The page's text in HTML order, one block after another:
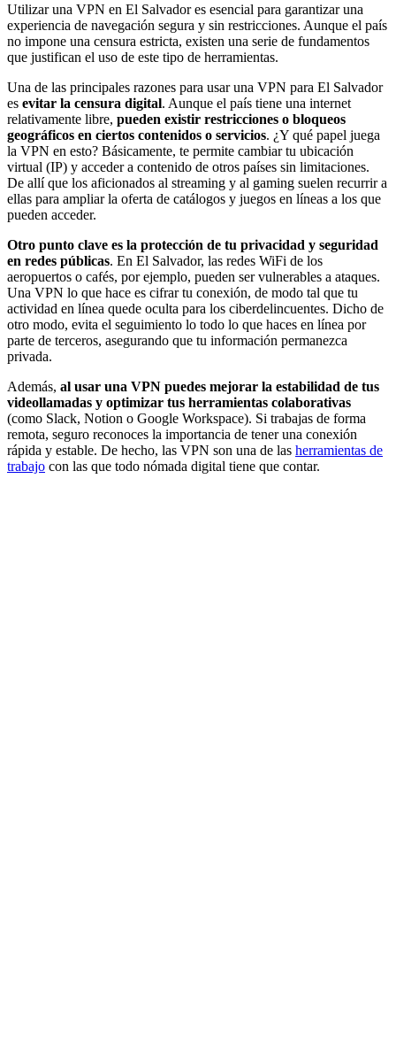
Utilizar una VPN en El Salvador es esencial para garantizar una
experiencia de navegación segura y sin restricciones. Aunque el país
no impone una censura estricta, existen una serie de fundamentos
que justifican el uso de este tipo de herramientas.
Una de las principales razones para usar una VPN para El Salvador
es evitar la censura digital. Aunque el país tiene una internet
relativamente libre, pueden existir restricciones o bloqueos
geográficos en ciertos contenidos o servicios. ¿Y qué papel juega
la VPN en esto? Básicamente, te permite cambiar tu ubicación
virtual (IP) y acceder a contenido de otros países sin limitaciones.
De allí que los aficionados al streaming y al gaming suelen recurrir a
ellas para ampliar la oferta de catálogos y juegos en líneas a los que
pueden acceder.
Otro punto clave es la protección de tu privacidad y seguridad
en redes públicas. En El Salvador, las redes WiFi de los
aeropuertos o cafés, por ejemplo, pueden ser vulnerables a ataques.
Una VPN lo que hace es cifrar tu conexión, de modo tal que tu
actividad en línea quede oculta para los ciberdelincuentes. Dicho de
otro modo, evita el seguimiento lo todo lo que haces en línea por
parte de terceros, asegurando que tu información permanezca
privada.
Además, al usar una VPN puedes mejorar la estabilidad de tus
videollamadas y optimizar tus herramientas colaborativas
(como Slack, Notion o Google Workspace). Si trabajas de forma
remota, seguro reconoces la importancia de tener una conexión
rápida y estable. De hecho, las VPN son una de las herramientas de
trabajo con las que todo nómada digital tiene que contar.